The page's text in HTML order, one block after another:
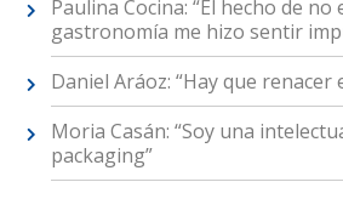
Paulina Cocina: “El hecho de
gastronomía me hizo sentir
Daniel Aráoz: “Hay que renacer
Moria Casán: “Soy una
packaging”